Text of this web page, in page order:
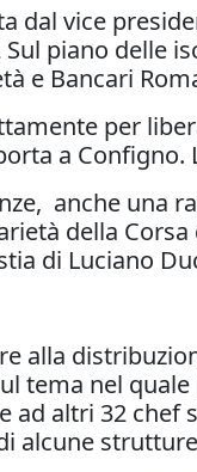
dal vice
Sul piano delle
e Bancari
per
a
anche una
della
di Luciano
alla
tema nel quale
ad altri 32 chef
alcune